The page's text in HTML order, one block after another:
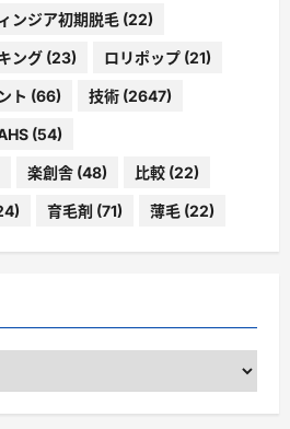
ンジア初期脱毛 (22)
ング (23) ロリポップ (21)
ト (66) 技術 (2647)
(54)
楽創舎 (48) 比較 (22)
育毛剤 (71) 薄毛 (22)